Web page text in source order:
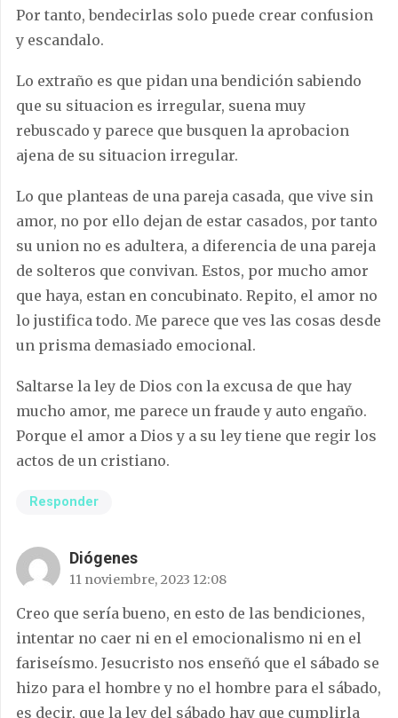
Por tanto, bendecirlas solo puede crear confusion
y escandalo.
Lo extraño es que pidan una bendición sabiendo
que su situacion es irregular, suena muy
rebuscado y parece que busquen la aprobacion
ajena de su situacion irregular.
Lo que planteas de una pareja casada, que vive sin
amor, no por ello dejan de estar casados, por tanto
su union no es adultera, a diferencia de una pareja
de solteros que convivan. Estos, por mucho amor
que haya, estan en concubinato. Repito, el amor no
lo justifica todo. Me parece que ves las cosas desde
un prisma demasiado emocional.
Saltarse la ley de Dios con la excusa de que hay
mucho amor, me parece un fraude y auto engaño.
Porque el amor a Dios y a su ley tiene que regir los
actos de un cristiano.
Responder
Diógenes
11 noviembre, 2023 12:08
Creo que sería bueno, en esto de las bendiciones,
intentar no caer ni en el emocionalismo ni en el
fariseísmo. Jesucristo nos enseñó que el sábado se
hizo para el hombre y no el hombre para el sábado,
es decir, que la ley del sábado hay que cumplirla